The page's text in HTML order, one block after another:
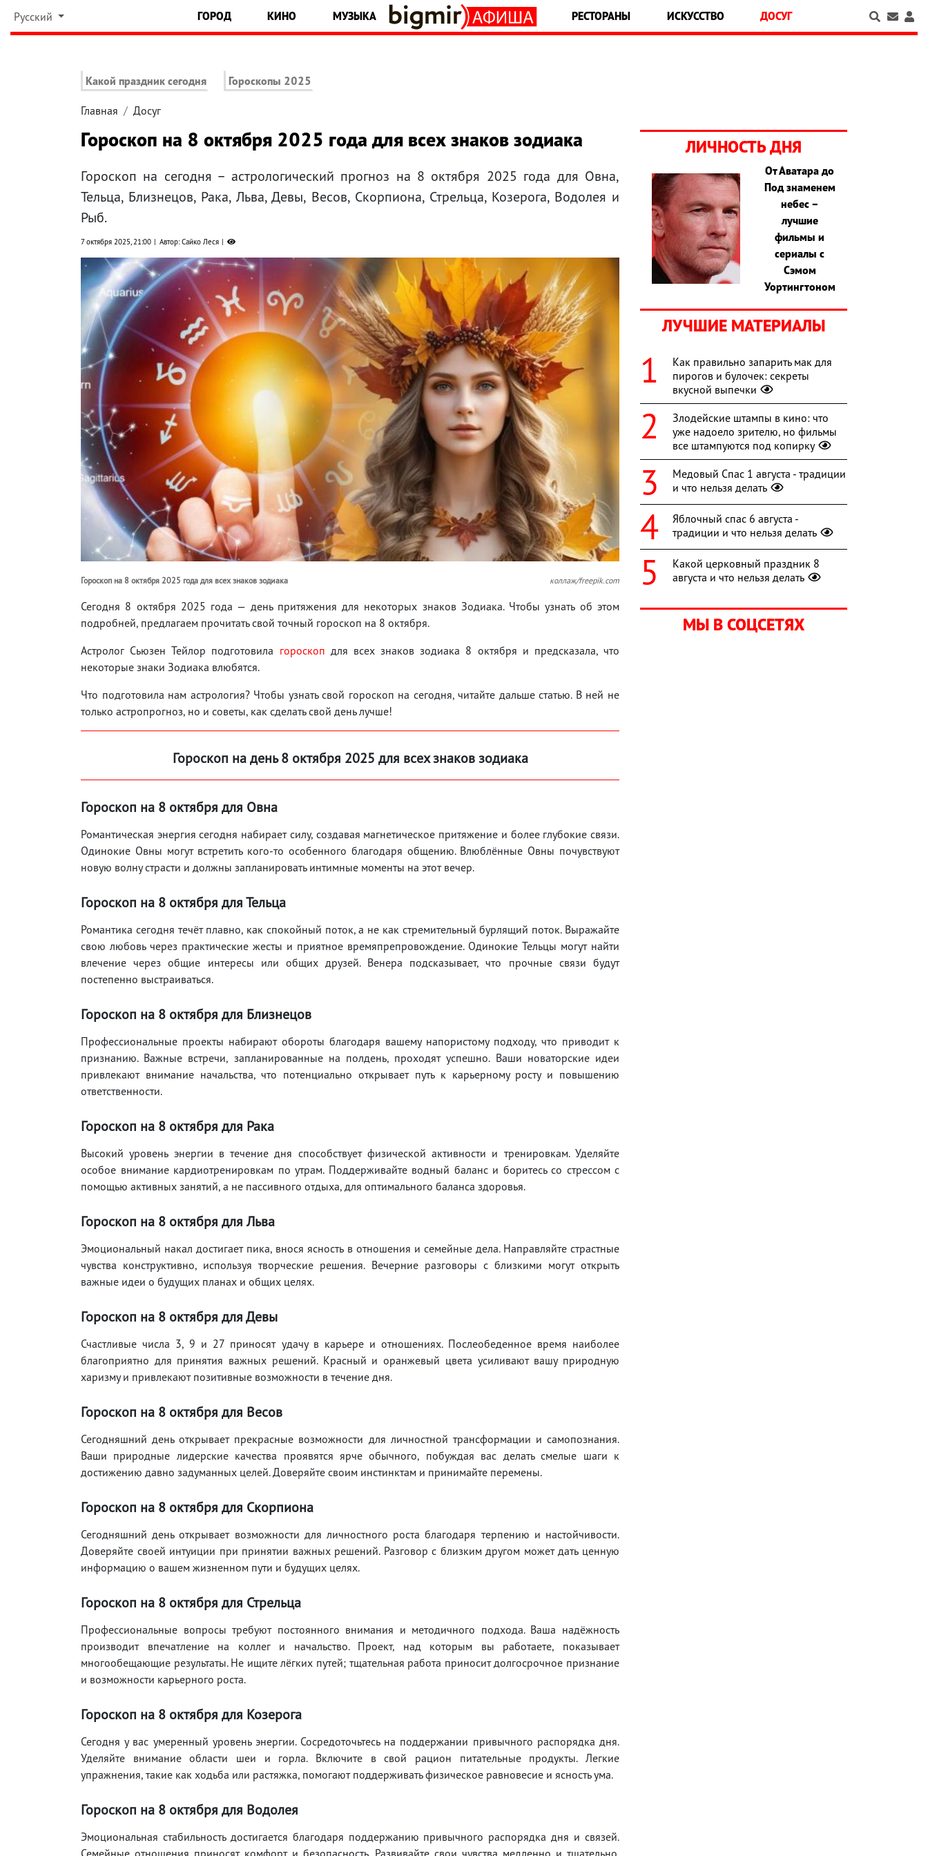
Русский ГОРОД КИНО МУЗЫКА РЕСТОРАНЫ ИСКУССТВО ДОСУГ
Какой праздник сегодня Гороскопы 2025
Главная Досуг
Гороскоп на 8 октября 2025 года для всех знаков зодиака
Гороскоп на сегодня – астрологический прогноз на 8 октября 2025 года для Овна,
Тельца, Близнецов, Рака, Льва, Девы, Весов, Скорпиона, Стрельца, Козерога, Водолея и
Рыб.
7 октября 2025, 21:00 Автор: Сайко Леся
Гороскоп на 8 октября 2025 года для всех знаков зодиака коллаж/freepik.com
Сегодня 8 октября 2025 года — день притяжения для некоторых знаков Зодиака. Чтобы узнать об этом
подробней, предлагаем прочитать свой точный гороскоп на 8 октября.
Астролог Сьюзен Тейлор подготовила гороскоп для всех знаков зодиака 8 октября и предсказала, что
некоторые знаки Зодиака влюбятся.
Что подготовила нам астрология? Чтобы узнать свой гороскоп на сегодня, читайте дальше статью. В ней не
только астропрогноз, но и советы, как сделать свой день лучше!
Гороскоп на день 8 октября 2025 для всех знаков зодиака
Гороскоп на 8 октября для Овна
Романтическая энергия сегодня набирает силу, создавая магнетическое притяжение и более глубокие связи.
Одинокие Овны могут встретить кого-то особенного благодаря общению. Влюблённые Овны почувствуют
новую волну страсти и должны запланировать интимные моменты на этот вечер.
Гороскоп на 8 октября для Тельца
Романтика сегодня течёт плавно, как спокойный поток, а не как стремительный бурлящий поток. Выражайте
свою любовь через практические жесты и приятное времяпрепровождение. Одинокие Тельцы могут найти
влечение через общие интересы или общих друзей. Венера подсказывает, что прочные связи будут
постепенно выстраиваться.
Гороскоп на 8 октября для Близнецов
Профессиональные проекты набирают обороты благодаря вашему напористому подходу, что приводит к
признанию. Важные встречи, запланированные на полдень, проходят успешно. Ваши новаторские идеи
привлекают внимание начальства, что потенциально открывает путь к карьерному росту и повышению
ответственности.
Гороскоп на 8 октября для Рака
Высокий уровень энергии в течение дня способствует физической активности и тренировкам. Уделяйте
особое внимание кардиотренировкам по утрам. Поддерживайте водный баланс и боритесь со стрессом с
помощью активных занятий, а не пассивного отдыха, для оптимального баланса здоровья.
Гороскоп на 8 октября для Льва
Эмоциональный накал достигает пика, внося ясность в отношения и семейные дела. Направляйте страстные
чувства конструктивно, используя творческие решения. Вечерние разговоры с близкими могут открыть
важные идеи о будущих планах и общих целях.
Гороскоп на 8 октября для Девы
Счастливые числа 3, 9 и 27 приносят удачу в карьере и отношениях. Послеобеденное время наиболее
благоприятно для принятия важных решений. Красный и оранжевый цвета усиливают вашу природную
харизму и привлекают позитивные возможности в течение дня.
Гороскоп на 8 октября для Весов
Сегодняшний день открывает прекрасные возможности для личностной трансформации и самопознания.
Ваши природные лидерские качества проявятся ярче обычного, побуждая вас делать смелые шаги к
достижению давно задуманных целей. Доверяйте своим инстинктам и принимайте перемены.
Гороскоп на 8 октября для Скорпиона
Сегодняшний день открывает возможности для личностного роста благодаря терпению и настойчивости.
Доверяйте своей интуиции при принятии важных решений. Разговор с близким другом может дать ценную
информацию о вашем жизненном пути и будущих целях.
Гороскоп на 8 октября для Стрельца
Профессиональные вопросы требуют постоянного внимания и методичного подхода. Ваша надёжность
производит впечатление на коллег и начальство. Проект, над которым вы работаете, показывает
многообещающие результаты. Не ищите лёгких путей; тщательная работа приносит долгосрочное признание
и возможности карьерного роста.
Гороскоп на 8 октября для Козерога
Сегодня у вас умеренный уровень энергии. Сосредоточьтесь на поддержании привычного распорядка дня.
Уделяйте внимание области шеи и горла. Включите в свой рацион питательные продукты. Легкие
упражнения, такие как ходьба или растяжка, помогают поддерживать физическое равновесие и ясность ума.
Гороскоп на 8 октября для Водолея
Эмоциональная стабильность достигается благодаря поддержанию привычного распорядка дня и связей.
Семейные отношения приносят комфорт и безопасность. Развивайте свои чувства медленно и тщательно.
ЛИЧНОСТЬ ДНЯ
От Аватара до
Под знаменем
небес –
лучшие
фильмы и
сериалы с
Сэмом
Уортингтоном
ЛУЧШИЕ МАТЕРИАЛЫ
Как правильно запарить мак для
пирогов и булочек: секреты
вкусной выпечки
Злодейские штампы в кино: что
уже надоело зрителю, но фильмы
все штампуются под копирку
Медовый Спас 1 августа - традиции
и что нельзя делать
Яблочный спас 6 августа -
традиции и что нельзя делать
Какой церковный праздник 8
августа и что нельзя делать
МЫ В СОЦСЕТЯХ